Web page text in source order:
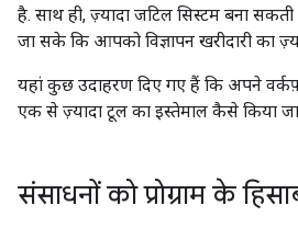
है. साथ ही, ज़्यादा जटिल सिस्टम बना
जा सके कि आपको विज्ञापन खरीदारी का
यहां कुछ उदाहरण दिए गए हैं कि अपने
एक से ज़्यादा टूल का इस्तेमाल कैसे किया
संसाधनों को प्रोग्राम के